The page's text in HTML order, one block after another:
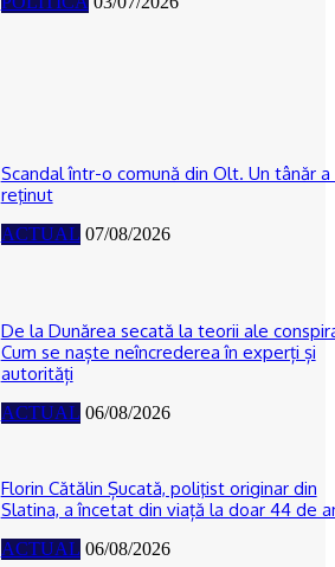
Scandal într-o comună din Olt. Un tânăr
reţinut
ACTUAL 07/08/2026
De la Dunărea secată la teorii ale
Cum se naște neîncrederea în experți și
autorități
ACTUAL 06/08/2026
Florin Cătălin Șucată, poliţist originar din
Slatina, a încetat din viață la doar 44 de
ACTUAL 06/08/2026